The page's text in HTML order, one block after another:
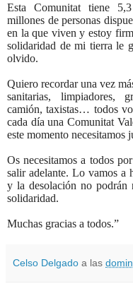
Esta Comunitat tiene
millones de personas
en la que viven y estoy
solidaridad de mi tierra le
olvido.
Quiero recordar una vez
sanitarias, limpiadores,
camión, taxistas… todos
cada día una Comunitat
este momento necesitamos
Os necesitamos a todos
salir adelante. Lo vamos a
y la desolación no podrán
solidaridad.
Muchas gracias a todos.”
Celso Delgado a las